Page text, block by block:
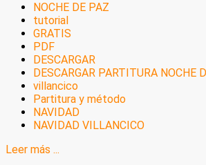
NOCHE DE PAZ
tutorial
GRATIS
PDF
DESCARGAR
DESCARGAR PARTITURA NOCHE
villancico
Partitura y método
NAVIDAD
NAVIDAD VILLANCICO
Leer más ...